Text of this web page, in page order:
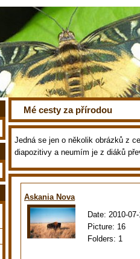
Mé cesty za přírodou
Jedná se jen o několik obrázků z
diapozitivy a neumím je z diáků
Askania Nova
Date: 2010-
Picture: 16
Folders: 1